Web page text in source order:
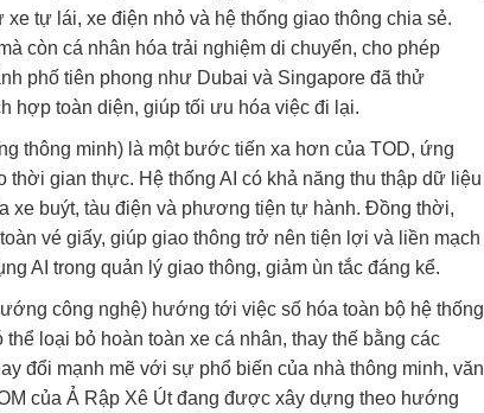
tự lái, xe điện nhỏ và hệ thống giao thông chia sẻ.
còn cá nhân hóa trải nghiệm di chuyển, cho phép
phố tiên phong như Dubai và Singapore đã thử
hợp toàn diện, giúp tối ưu hóa việc đi lại.
thông minh) là một bước tiến xa hơn của TOD, ứng
gian thực. Hệ thống AI có khả năng thu thập dữ liệu
xe buýt, tàu điện và phương tiện tự hành. Đồng thời,
vé giấy, giúp giao thông trở nên tiện lợi và liền mạch
AI trong quản lý giao thông, giảm ùn tắc đáng kể.
công nghệ) hướng tới việc số hóa toàn bộ hệ thống
loại bỏ hoàn toàn xe cá nhân, thay thế bằng các
đổi mạnh mẽ với sự phổ biến của nhà thông minh, văn
của Ả Rập Xê Út đang được xây dựng theo hướng